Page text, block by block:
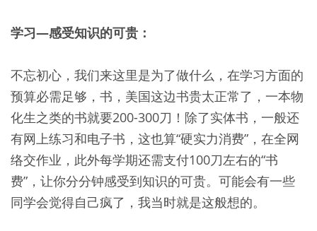
学习—感受知识的可贵：
不忘初心，我们来这里是为了做什么，在学习方面的
预算必需足够，书，美国这边书贵太正常了，一本物
化生之类的书就要200-300刀！除了实体书，一般还
有网上练习和电子书，这也算“硬实力消费”，在全网
络交作业，此外每学期还需支付100刀左右的“书
费”，让你分分钟感受到知识的可贵。可能会有一些
同学会觉得自己疯了，我当时就是这般想的。